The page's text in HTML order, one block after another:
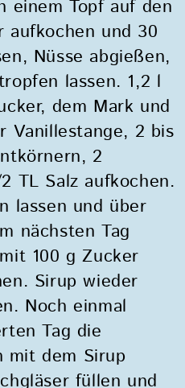
einem Topf auf den
aufkochen und 30
Nüsse abgießen,
lassen. 1,2 l
dem Mark und
Vanillestange, 2 bis
2
TL Salz aufkochen.
lassen und über
nächsten Tag
100 g Zucker
Sirup wieder
Noch einmal
Tag die
mit dem Sirup
füllen und